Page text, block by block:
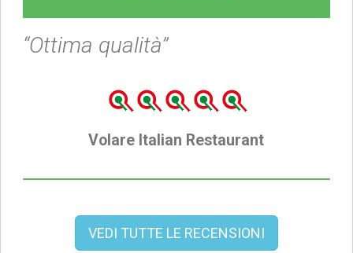
“Ottima qualità”
Volare Italian Restaurant
VEDI TUTTE LE RECENSIONI